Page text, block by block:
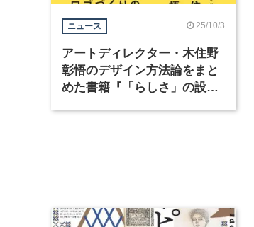
ニュース 25/10/3
アートディレクター・木住野
彰悟のデザイン方法論をまと
めた書籍『「らしさ」の設